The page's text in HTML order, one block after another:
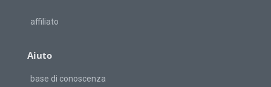
affiliato
Aiuto
base di conoscenza